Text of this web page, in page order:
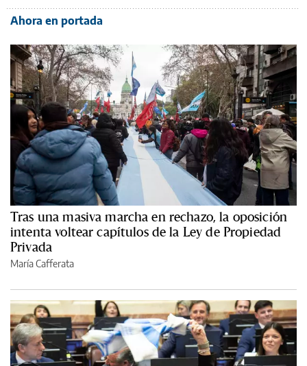
Ahora en portada
Tras una masiva marcha en rechazo, la oposición
intenta voltear capítulos de la Ley de Propiedad
Privada
María Cafferata